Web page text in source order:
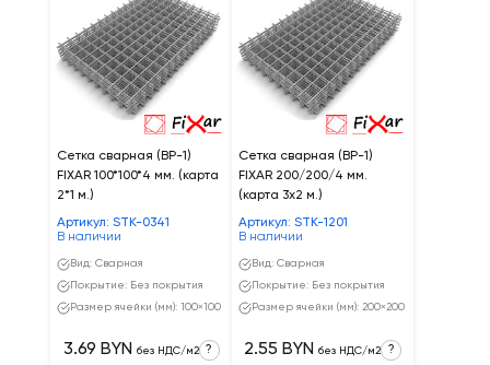
Сетка сварная (ВР-1)
FIXAR 100*100*4 мм. (карта
2*1 м.)
Артикул: STK-0341
В наличии
Вид: Сварная
Покрытие: Без покрытия
Размер ячейки (мм): 100×100
3.69 BYN без НДС/м2 ?
Сетка сварная (ВР-1)
FIXAR 200/200/4 мм.
(карта 3x2 м.)
Артикул: STK-1201
В наличии
Вид: Сварная
Покрытие: Без покрытия
Размер ячейки (мм): 200×200
2.55 BYN без НДС/м2 ?